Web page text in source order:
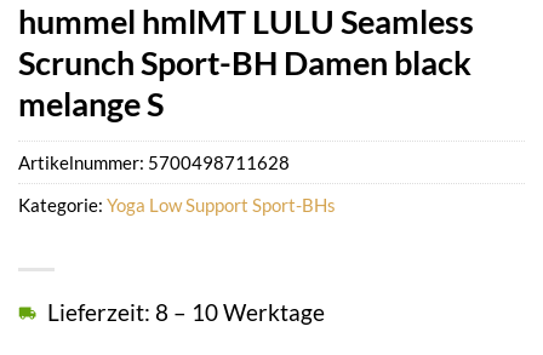
hummel hmlMT LULU Seamless
Scrunch Sport-BH Damen black
melange S
Lieferzeit: 8 – 10 Werktage
Artikelnummer: 5700498711628
Kategorie: Yoga Low Support Sport-BHs